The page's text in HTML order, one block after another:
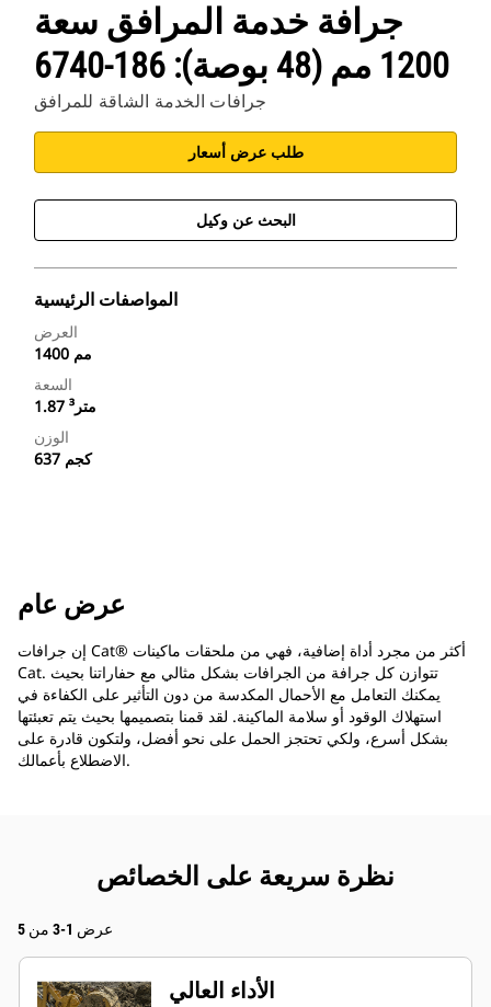
جرافة خدمة المرافق سعة
1200 مم (48 بوصة): 186-6740
جرافات الخدمة الشاقة للمرافق
طلب عرض أسعار
البحث عن وكيل
المواصفات الرئيسية
العرض
1400 مم
السعة
1.87 متر³
الوزن
637 كجم
عرض عام
إن جرافات Cat®‎ أكثر من مجرد أداة إضافية، فهي من ملحقات ماكينات
Cat. تتوازن كل جرافة من الجرافات بشكل مثالي مع حفاراتنا بحيث
يمكنك التعامل مع الأحمال المكدسة من دون التأثير على الكفاءة في
استهلاك الوقود أو سلامة الماكينة. لقد قمنا بتصميمها بحيث يتم تعبئتها
بشكل أسرع، ولكي تحتجز الحمل على نحو أفضل، ولتكون قادرة على
الاضطلاع بأعمالك.
نظرة سريعة على الخصائص
عرض 1-3 من 5
الأداء العالي